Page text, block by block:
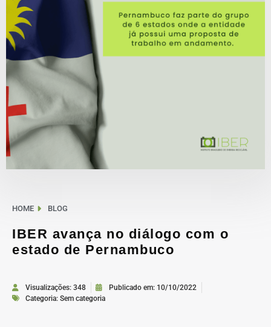
HOME BLOG
IBER avança no diálogo com o
estado de Pernambuco
Visualizações: 348 Publicado em: 10/10/2022
Categoria: Sem categoria